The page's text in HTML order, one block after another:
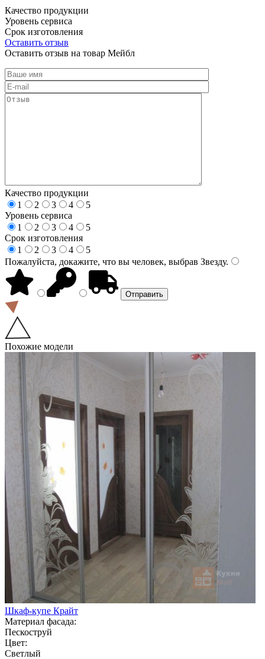
Качество продукции
Уровень сервиса
Срок изготовления
Оставить отзыв
Оставить отзыв на товар Мейбл
Качество продукции
1
2 3 4
5
Уровень сервиса
1
2 3 4
5
Срок изготовления
1
2 3 4
5
Пожалуйста, докажите, что вы человек, выбрав Звезду.
Похожие модели
Шкаф-купе Крайт
Материал фасада:
Пескоструй
Цвет:
Светлый